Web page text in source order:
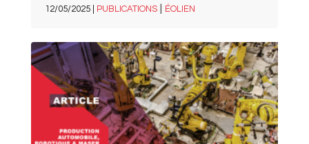
12/05/2025 | PUBLICATIONS| ÉOLIEN